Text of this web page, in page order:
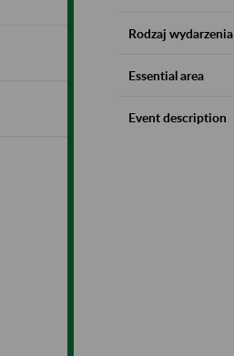
Rodzaj wydarzenia
Essential area
Event description